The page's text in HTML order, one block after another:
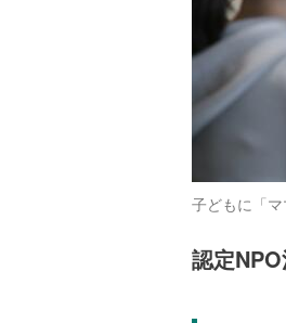
子どもに「
認定